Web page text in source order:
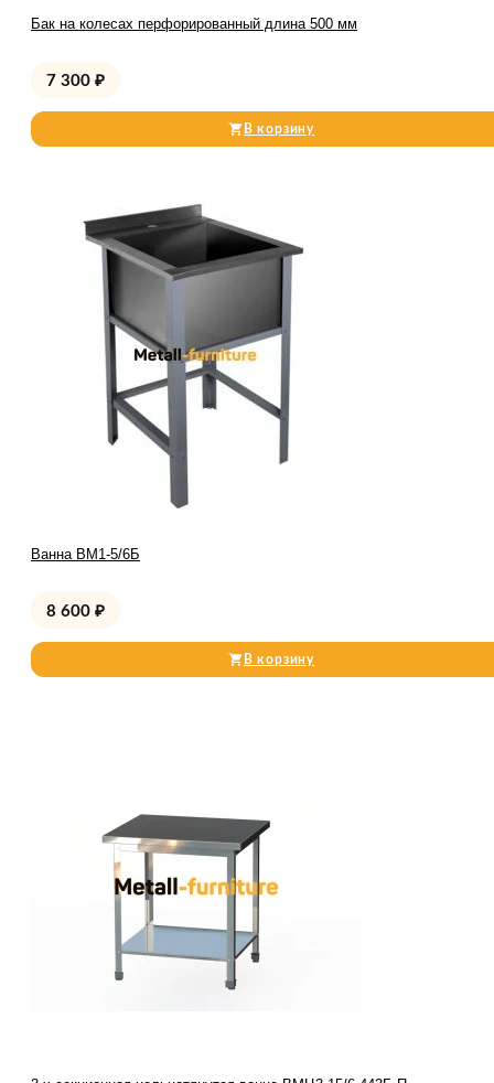
Бак на колесах перфорированный длина 500 мм
7 300 ₽
В корзину
Ванна ВМ1-5/6Б
8 600 ₽
В корзину